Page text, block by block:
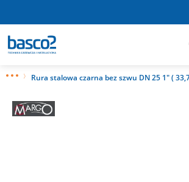
Rura stalowa czarna bez szwu DN 25 1" (